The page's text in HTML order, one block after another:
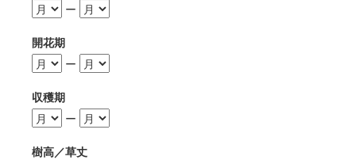
ー
開花期
ー
収穫期
ー
樹高／草丈